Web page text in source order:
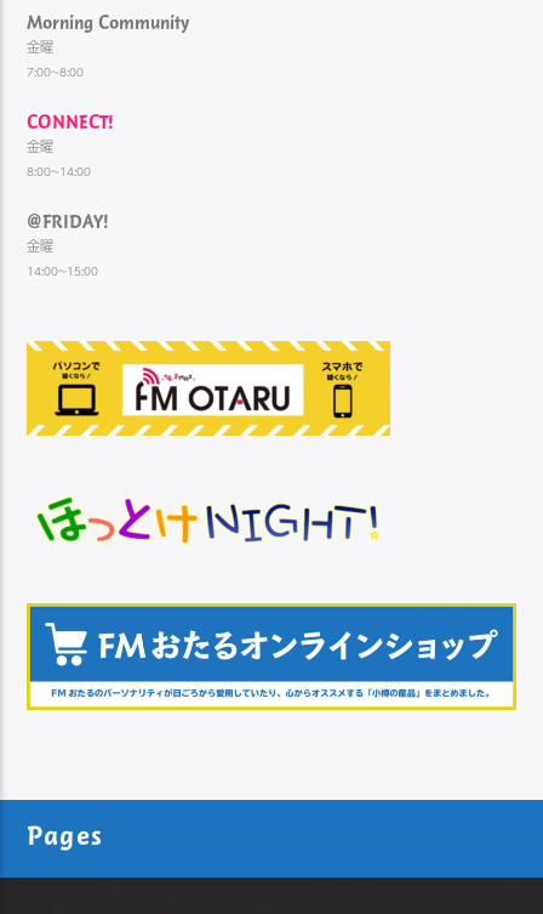
Morning Community
金曜
7:00~8:00
CONNECT!
金曜
8:00~14:00
@FRIDAY!
金曜
14:00~15:00
Pages